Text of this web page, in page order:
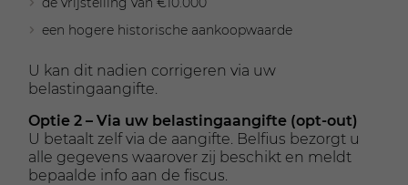
een hogere historische aankoopwaarde
U kan dit nadien corrigeren via uw
belastingaangifte.
Optie 2 – Via uw belastingaangifte (opt-out)
U betaalt zelf via de aangifte. Belfius bezorgt u
alle gegevens waarover zij beschikt en meldt
bepaalde info aan de fiscus.